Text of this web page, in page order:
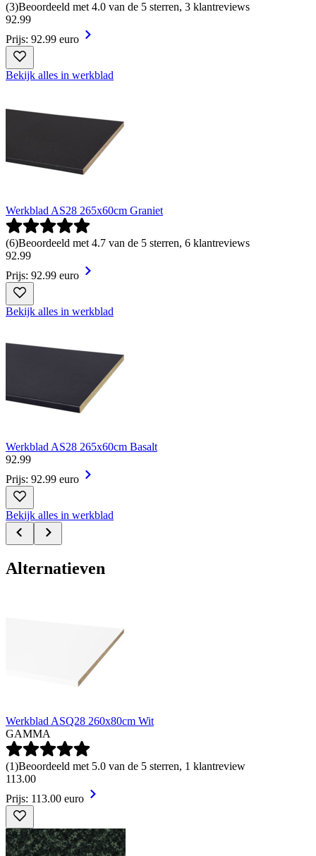
(3)Beoordeeld met 4.0 van de 5 sterren, 3 klantreviews
92.99
Prijs: 92.99 euro
Bekijk alles in werkblad
Werkblad AS28 265x60cm Graniet
(6)Beoordeeld met 4.7 van de 5 sterren, 6 klantreviews
92.99
Prijs: 92.99 euro
Bekijk alles in werkblad
Werkblad AS28 265x60cm Basalt
92.99
Prijs: 92.99 euro
Bekijk alles in werkblad
Alternatieven
Werkblad ASQ28 260x80cm Wit
GAMMA
(1)Beoordeeld met 5.0 van de 5 sterren, 1 klantreview
113.00
Prijs: 113.00 euro